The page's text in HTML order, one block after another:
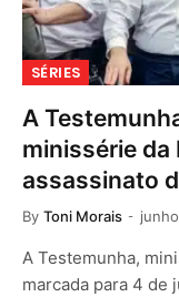
SÉRIES
A
minissérie
assassinato
By Toni Morais
A Testemunha,
marcada para 4 de